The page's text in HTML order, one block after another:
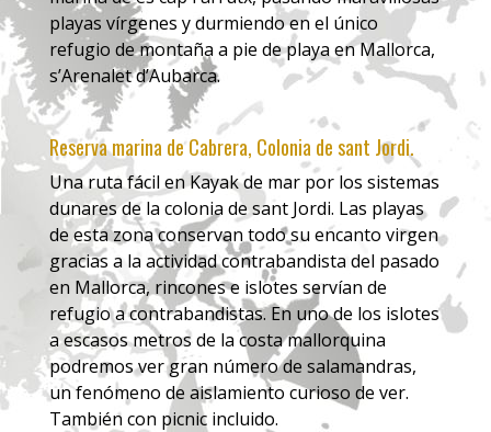
playas vírgenes y durmiendo en el único
refugio de montaña a pie de playa en Mallorca,
s’Arenalet d’Aubarca.
Reserva marina de Cabrera, Colonia de sant Jordi.
Una ruta fácil en Kayak de mar por los sistemas
dunares de la colonia de sant Jordi. Las playas
de esta zona conservan todo su encanto virgen
gracias a la actividad contrabandista del pasado
en Mallorca, rincones e islotes servían de
refugio a contrabandistas. En uno de los islotes
a escasos metros de la costa mallorquina
podremos ver gran número de salamandras,
un fenómeno de aislamiento curioso de ver.
También con picnic incluido.